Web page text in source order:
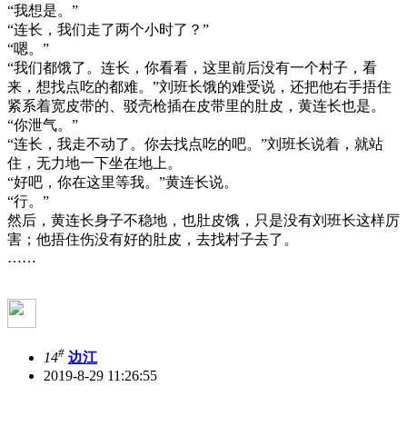
“我想是。”
“连长，我们走了两个小时了？”
“嗯。”
“我们都饿了。连长，你看看，这里前后没有一个村子，看
来，想找点吃的都难。”刘班长饿的难受说，还把他右手捂住
紧系着宽皮带的、驳壳枪插在皮带里的肚皮，黄连长也是。
“你泄气。”
“连长，我走不动了。你去找点吃的吧。”刘班长说着，就站
住，无力地一下坐在地上。
“好吧，你在这里等我。”黄连长说。
“行。”
然后，黄连长身子不稳地，也肚皮饿，只是没有刘班长这样厉
害；他捂住伤没有好的肚皮，去找村子去了。
……
14# 边江
2019-8-29 11:26:55